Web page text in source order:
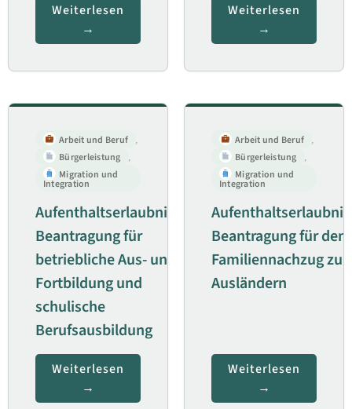
Weiterlesen Weiterlesen
Arbeit und Beruf ,
Bürgerleistung
,
Migration und
Integration
Aufenthaltserlaubnis;
Beantragung für
betriebliche Aus- und
Fortbildung und
schulische
Berufsausbildung
Weiterlesen
Arbeit und Beruf ,
Bürgerleistung
,
Migration und
Integration
Beantragung für den
Familiennachzug zu
Ausländern
Weiterlesen